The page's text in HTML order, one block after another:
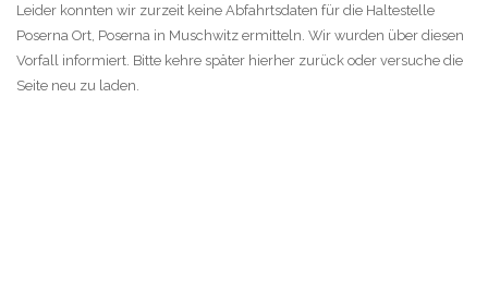
Leider konnten wir zurzeit keine Abfahrtsdaten für die Haltestelle
Poserna Ort, Poserna in Muschwitz ermitteln. Wir wurden über diesen
Vorfall informiert. Bitte kehre später hierher zurück oder versuche die
Seite neu zu laden.